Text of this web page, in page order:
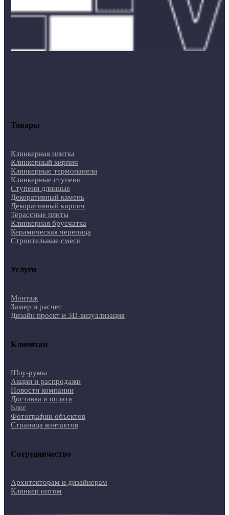
Товары
Клинкерная плитка
Клинкерный кирпич
Клинкерные термопанели
Клинкерные ступени
Ступени длинные
Декоративный камень
Декоративный кирпич
Терассные плиты
Клинкерная брусчатка
Керамическая черепица
Строительные смеси
Услуги
Монтаж
Замер и расчет
Дизайн проект и 3D-визуализация
Клиентам
Шоу-румы
Акции и распродажи
Новости компании
Доставка и оплата
Блог
Фотографии объектов
Страница контактов
Сотрудничество
Архитекторам и дизайнерам
Клинкер оптом